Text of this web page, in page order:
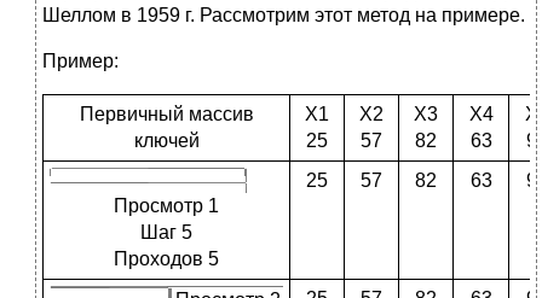
Шеллом в 1959 г. Рассмотрим этот метод на примере.
Пример:
Первичный массив
ключей
X1
25
X2
57
X3
82
X4
63
Просмотр 1
Шаг 5
Проходов 5
25 57 82 63